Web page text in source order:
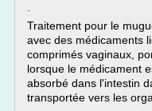
Traitement pour le
avec des médicaments
comprimés vaginaux,
lorsque le médicament
absorbé dans l'intestin
transportée vers les